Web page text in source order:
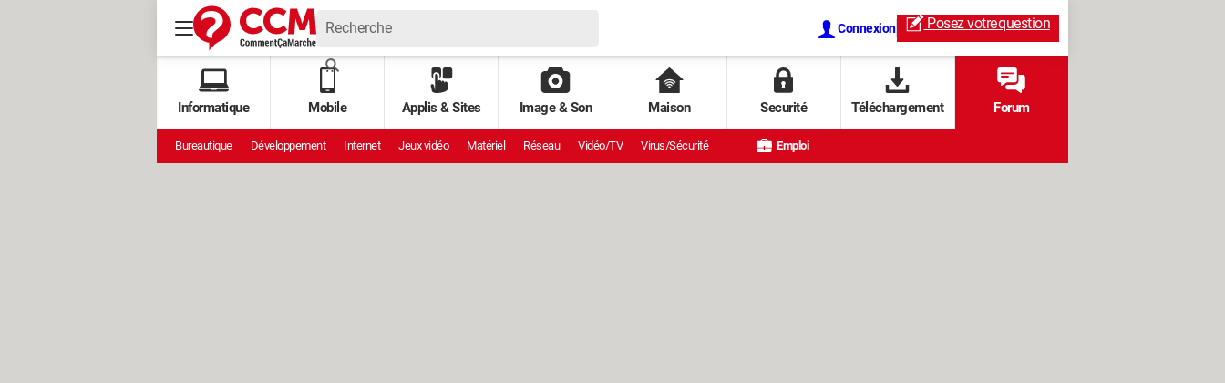
Connexion Posez votrequestion
Informatique Mobile Applis & Sites Image & Son Maison Securité Téléchargement Forum
Bureautique Développement Internet Jeux vidéo Matériel Réseau Vidéo/TV Virus/Sécurité Emploi